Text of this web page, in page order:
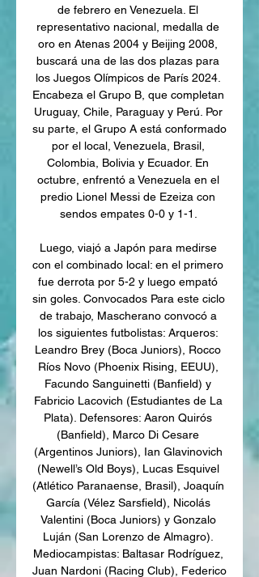
de febrero en Venezuela. El
representativo nacional, medalla de
oro en Atenas 2004 y Beijing 2008,
buscará una de las dos plazas para
los Juegos Olímpicos de París 2024.
Encabeza el Grupo B, que completan
Uruguay, Chile, Paraguay y Perú. Por
su parte, el Grupo A está conformado
por el local, Venezuela, Brasil,
Colombia, Bolivia y Ecuador. En
octubre, enfrentó a Venezuela en el
predio Lionel Messi de Ezeiza con
sendos empates 0-0 y 1-1.
Luego, viajó a Japón para medirse
con el combinado local: en el primero
fue derrota por 5-2 y luego empató
sin goles. Convocados Para este ciclo
de trabajo, Mascherano convocó a
los siguientes futbolistas: Arqueros:
Leandro Brey (Boca Juniors), Rocco
Ríos Novo (Phoenix Rising, EEUU),
Facundo Sanguinetti (Banfield) y
Fabricio Lacovich (Estudiantes de La
Plata). Defensores: Aaron Quirós
(Banfield), Marco Di Cesare
(Argentinos Juniors), Ian Glavinovich
(Newell’s Old Boys), Lucas Esquivel
(Atlético Paranaense, Brasil), Joaquín
García (Vélez Sarsfield), Nicolás
Valentini (Boca Juniors) y Gonzalo
Luján (San Lorenzo de Almagro).
Mediocampistas: Baltasar Rodríguez,
Juan Nardoni (Racing Club), Federico